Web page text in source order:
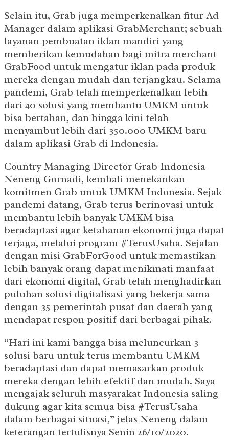
Selain itu, Grab juga memperkenalkan fitur Ad
Manager dalam aplikasi GrabMerchant; sebuah
layanan pembuatan iklan mandiri yang
memberikan kemudahan bagi mitra merchant
GrabFood untuk mengatur iklan pada produk
mereka dengan mudah dan terjangkau. Selama
pandemi, Grab telah memperkenalkan lebih
dari 40 solusi yang membantu UMKM untuk
bisa bertahan, dan hingga kini telah
menyambut lebih dari 350.000 UMKM baru
dalam aplikasi Grab di Indonesia.
Country Managing Director Grab Indonesia
Neneng Gornadi, kembali menekankan
komitmen Grab untuk UMKM Indonesia. Sejak
pandemi datang, Grab terus berinovasi untuk
membantu lebih banyak UMKM bisa
beradaptasi agar ketahanan ekonomi juga dapat
terjaga, melalui program #TerusUsaha. Sejalan
dengan misi GrabForGood untuk memastikan
lebih banyak orang dapat menikmati manfaat
dari ekonomi digital, Grab telah menghadirkan
puluhan solusi digitalisasi yang bekerja sama
dengan 35 pemerintah pusat dan daerah yang
mendapat respon positif dari berbagai pihak.
“Hari ini kami bangga bisa meluncurkan 3
solusi baru untuk terus membantu UMKM
beradaptasi dan dapat memasarkan produk
mereka dengan lebih efektif dan mudah. Saya
mengajak seluruh masyarakat Indonesia saling
dukung agar kita semua bisa #TerusUsaha
dalam berbagai situasi,” jelas Neneng dalam
keterangan tertulisnya Senin 26/10/2020.